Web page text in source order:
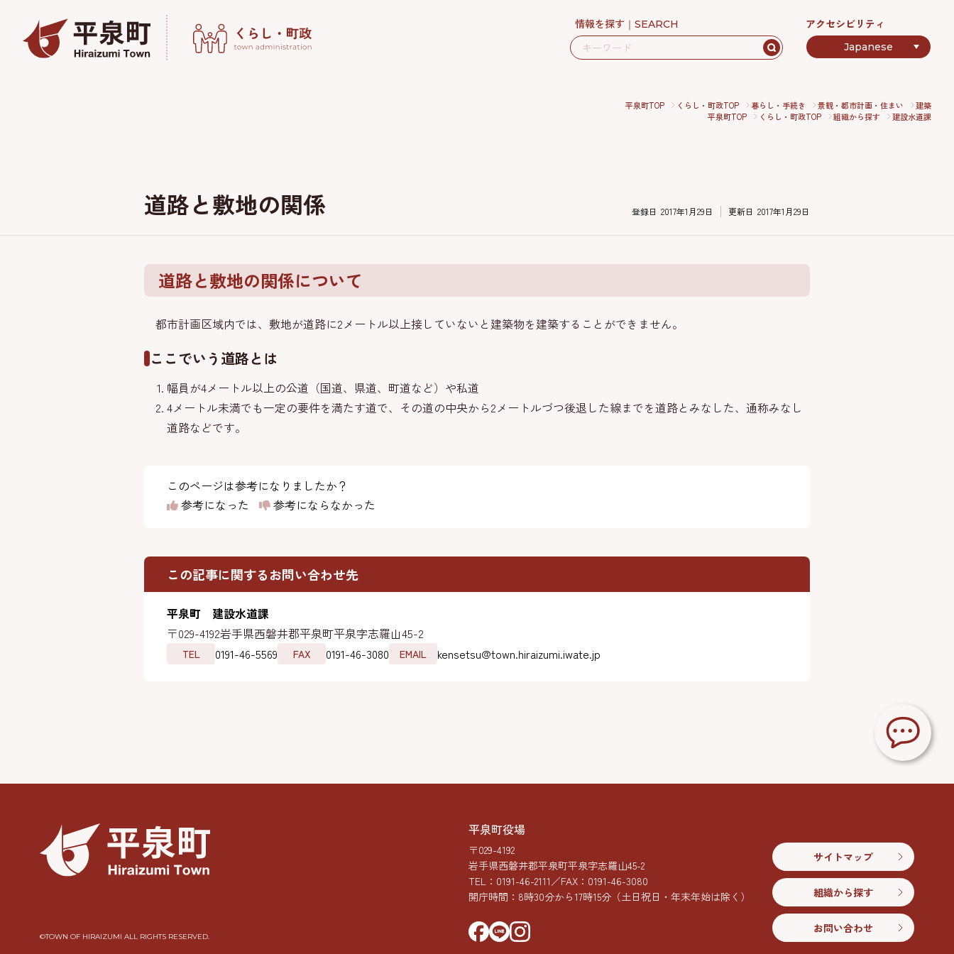
情報を探す SEARCH アクセシビリティ
平泉町TOP くらし・町政TOP 暮らし・手続き 景観・都市計画・住まい
建築
平泉町TOP
くらし・町政TOP 組織から探す 建設水道課
道路と敷地の関係 登録日 2017年1月29日 更新日 2017年1月29日
道路と敷地の関係について
都市計画区域内では、敷地が道路に2メートル以上接していないと建築物を建築することができません。
ここでいう道路とは
幅員が4メートル以上の公道（国道、県道、町道など）や私道
4メートル未満でも一定の要件を満たす道で、その道の中央から2メートルづつ後退した線までを道路とみなした、通称みなし
道路などです。
このページは参考になりましたか？
参考になった
参考にならなかった
この記事に関するお問い合わせ先
平泉町 建設水道課
〒029-4192岩手県西磐井郡平泉町平泉字志羅山45-2
TEL 0191-46-5569 FAX 0191-46-3080 EMAIL kensetsu@town.hiraizumi.iwate.jp
©︎TOWN OF HIRAIZUMI ALL RIGHTS RESERVED.
平泉町役場
〒029-4192
岩手県西磐井郡平泉町平泉字志羅山45-2
TEL： 0191-46-2111／FAX：0191-46-3080
開庁時間：8時30分から17時15分 （土日祝日・年末年始は除く）
サイトマップ
組織から探す
お問い合わせ